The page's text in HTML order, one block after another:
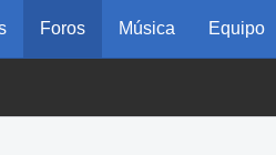
Foros Música Equipo